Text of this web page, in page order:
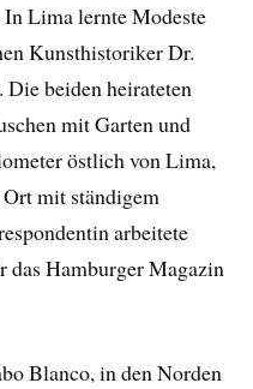
Lima lernte Modeste
Kunsthistoriker Dr.
beiden heirateten
mit Garten und
östlich von Lima,
mit ständigem
arbeitete
das Hamburger Magazin
Blanco, in den Norden